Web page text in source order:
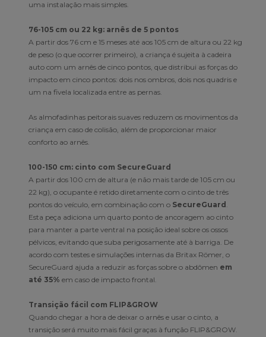
uma instalação mais simples.
76-105 cm ou 22 kg: arnês de 5 pontos
A partir dos 76 cm e 15 meses até aos 105 cm de altura ou 22 kg
de peso (o que ocorrer primeiro), a criança é sujeita à cadeira
auto com um arnês de cinco pontos, que distribui as forças do
impacto em cinco pontos: dois nos ombros, dois nos quadris e
um na fivela localizada entre as pernas.
As almofadinhas peitorais suaves reduzem os movimentos da
criança em caso de colisão, além de proporcionar maior
conforto ao arnês.
100-150 cm: cinto com SecureGuard
A partir dos 100 cm de altura (e não mais tarde de 105 cm ou
22 kg), o ocupante é retido diretamente com o cinto de três
pontos do veículo, em combinação com o SecureGuard .
Esta peça adiciona um quarto ponto de ancoragem ao cinto
para manter a parte ventral na posição ideal sobre os ossos
pélvicos, evitando que suba perigosamente até à barriga. De
acordo com testes e simulações internas da Britax Römer, o
SecureGuard ajuda a reduzir as forças sobre o abdômen em
até 35% em caso de impacto frontal.
Transição fácil com FLIP&GROW
Quando chegar a hora de deixar o arnês e usar o cinto, a
transição será muito mais fácil graças à função FLIP&GROW.